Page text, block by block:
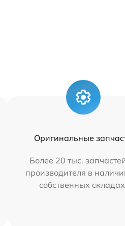
Оригинальные
Более 20 тыс.
производителя в
собственных